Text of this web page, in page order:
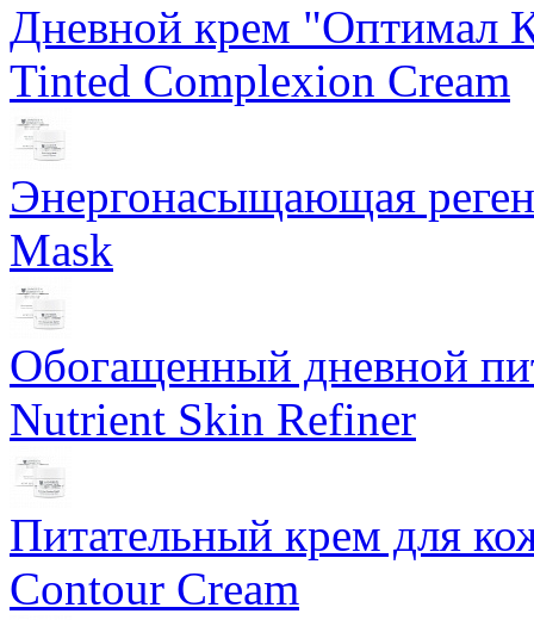
Дневной крем "Оптимал
Tinted Complexion Cream
Энергонасыщающая
Mask
Обогащенный дневной
Nutrient Skin Refiner
Питательный крем для
Contour Cream